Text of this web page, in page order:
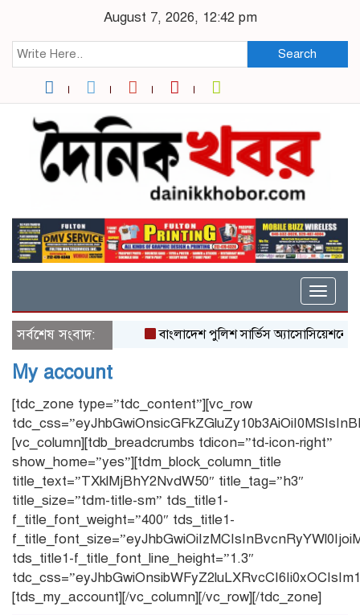
August 7, 2026, 12:42 pm
Search
Toggle
সর্বশেষ সংবাদ:
বাংলাদেশ পুলিশ সার্ভিস অ্যাসোসিয়েশনের
My account
[tdc_zone type=”tdc_content”][vc_row
[vc_column][tdb_breadcrumbs tdicon=”td-icon-right”
show_home=”yes”][tdm_block_column_title
title_text=”TXklMjBhY2NvdW50″ title_tag=”h3″
title_size=”tdm-title-sm” tds_title1-
f_title_font_weight=”400″ tds_title1-
tds_title1-f_title_font_line_height=”1.3″
[tds_my_account][/vc_column][/vc_row][/tdc_zone]